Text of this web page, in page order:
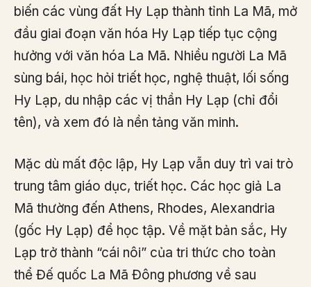
biến các vùng đất Hy Lạp thành tỉnh La Mã, mở
đầu giai đoạn văn hóa Hy Lạp tiếp tục cộng
hưởng với văn hóa La Mã. Nhiều người La Mã
sùng bái, học hỏi triết học, nghệ thuật, lối sống
Hy Lạp, du nhập các vị thần Hy Lạp (chỉ đổi
tên), và xem đó là nền tảng văn minh.
Mặc dù mất độc lập, Hy Lạp vẫn duy trì vai trò
trung tâm giáo dục, triết học. Các học giả La
Mã thường đến Athens, Rhodes, Alexandria
(gốc Hy Lạp) để học tập. Về mặt bản sắc, Hy
Lạp trở thành “cái nôi” của tri thức cho toàn
thể Đế quốc La Mã Đông phương về sau